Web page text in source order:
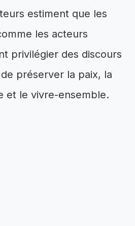
estiment que les
les acteurs
privilégier des discours
préserver la paix, la
et le vivre-ensemble.